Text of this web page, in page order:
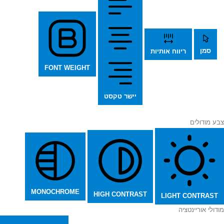
סמן ריווח אותיות
יישר טקסט
FONT WEIGHT
צבע מודולים
LIGHT CONTRAST
HIGH CONTRAST
MONOCHROME
מודולי אוריינטציה